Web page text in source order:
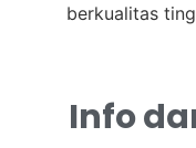
berkualitas
Info